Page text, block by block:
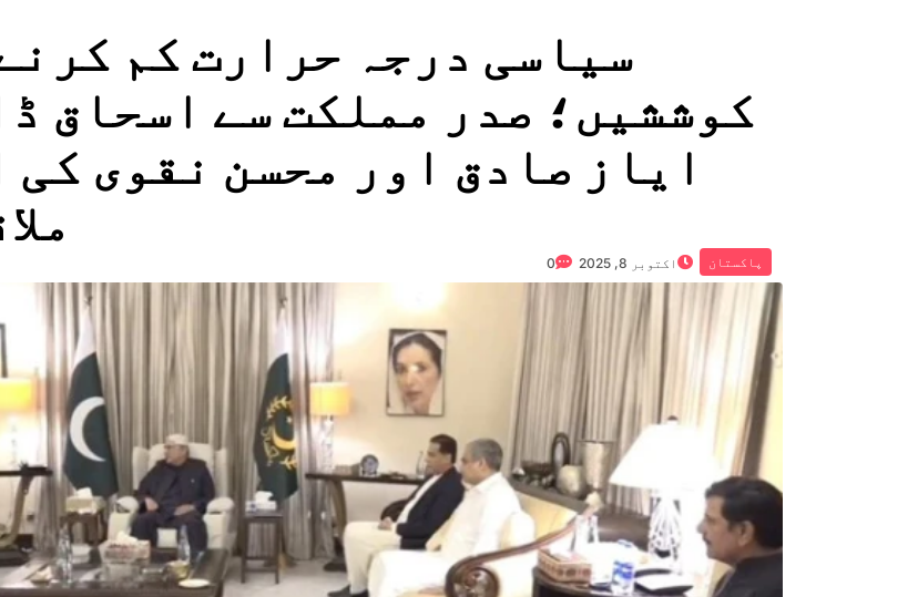
سیاسی درجہ حرارت کم
کوششیں؛ صدر مملکت سے اسحاق
ایاز صادق اور محسن نقوی کی
پاکستان اکتوبر 8, 2025 0